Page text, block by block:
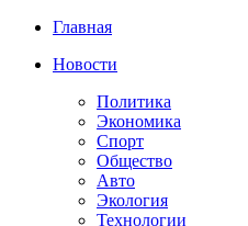
Главная
Новости
Политика
Экономика
Спорт
Общество
Авто
Экология
Технологии